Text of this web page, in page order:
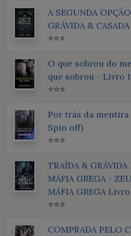
A SEGUNDA
GRÁVIDA &
⭐⭐⭐
O que sobrou do
que sobrou - Livro 1
⭐⭐⭐
Por trás da
Spin off)
⭐⭐⭐
TRAÍDA & GRÁVIDA
MÁFIA GREGA -
MÁFIA GREGA
⭐⭐⭐
COMPRADA PELO